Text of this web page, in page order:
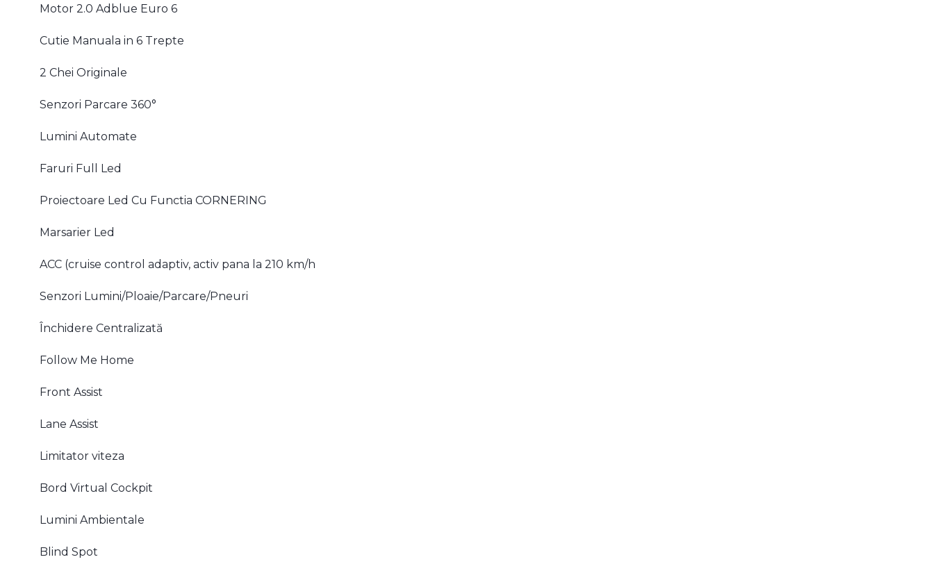
Motor 2.0 Adblue Euro 6
Cutie Manuala in 6 Trepte
2 Chei Originale
Senzori Parcare 360°
Lumini Automate
Faruri Full Led
Proiectoare Led Cu Functia CORNERING
Marsarier Led
ACC (cruise control adaptiv, activ pana la 210 km/h
Senzori Lumini/Ploaie/Parcare/Pneuri
Închidere Centralizată
Follow Me Home
Front Assist
Lane Assist
Limitator viteza
Bord Virtual Cockpit
Lumini Ambientale
Blind Spot